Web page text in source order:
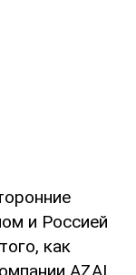
и Россией
как
AZAL